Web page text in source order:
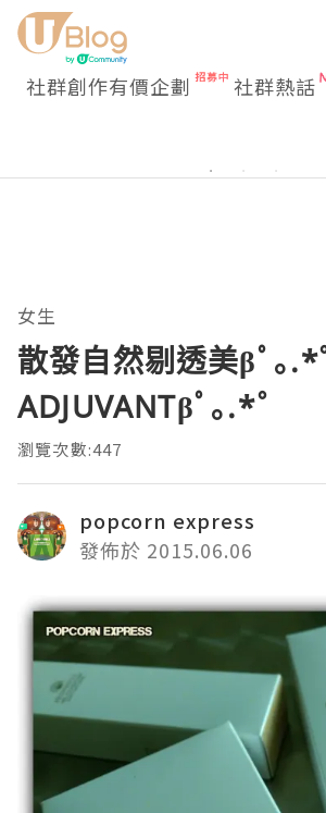
社群創作有價企劃 社群熱話
女生
散發自然剔透美βﾟ｡
ADJUVANTβﾟ｡.*゜
瀏覽次數:447
popcorn express
發佈於 2015.06.06